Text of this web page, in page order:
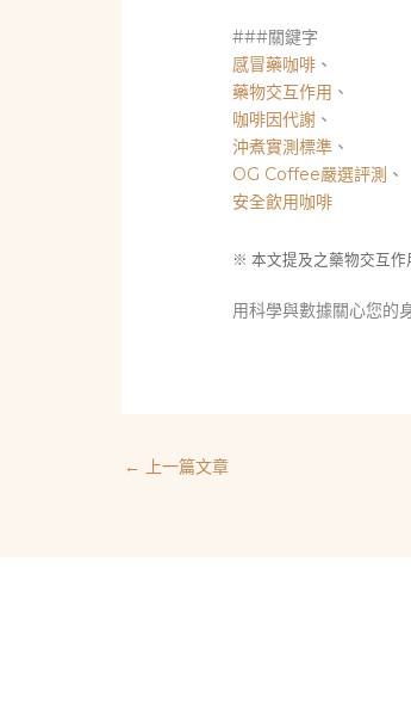
###關鍵字
感冒藥咖啡 、
藥物交互作用 、
咖啡因代謝 、
沖煮實測標準 、
OG Coffee嚴選評測 、
安全飲用咖啡
※ 本文提及之藥物交互作
用科學與數據關心您的
← 上一篇文章